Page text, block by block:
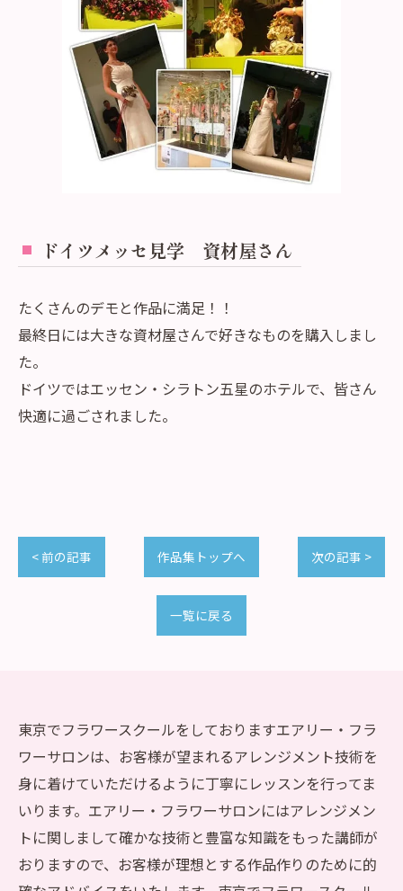
ドイツメッセ見学 資材屋さん
たくさんのデモと作品に満足！！
最終日には大きな資材屋さんで好きなものを購入しまし
た。
ドイツではエッセン・シラトン五星のホテルで、皆さん
快適に過ごされました。
< 前の記事 作品集トップへ 次の記事 >
一覧に戻る
東京でフラワースクールをしておりますエアリー・フラ
ワーサロンは、お客様が望まれるアレンジメント技術を
身に着けていただけるように丁寧にレッスンを行ってま
いります。エアリー・フラワーサロンにはアレンジメン
トに関しまして確かな技術と豊富な知識をもった講師が
おりますので、お客様が理想とする作品作りのために的